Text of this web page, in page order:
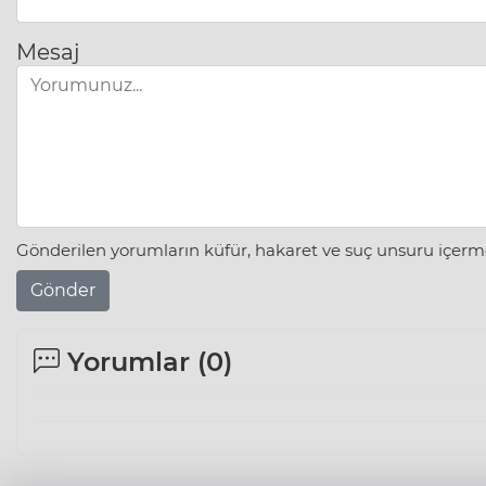
Mesaj
Gönderilen yorumların küfür, hakaret ve suç unsuru
Gönder
Yorumlar (0)